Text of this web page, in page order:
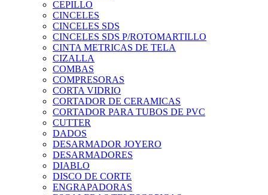
CEPILLO
CINCELES
CINCELES SDS
CINCELES SDS P/ROTOMARTILLO
CINTA METRICAS DE TELA
CIZALLA
COMBAS
COMPRESORAS
CORTA VIDRIO
CORTADOR DE CERAMICAS
CORTADOR PARA TUBOS DE PVC
CUTTER
DADOS
DESARMADOR JOYERO
DESARMADORES
DIABLO
DISCO DE CORTE
ENGRAPADORAS